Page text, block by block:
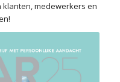
medewerkers en